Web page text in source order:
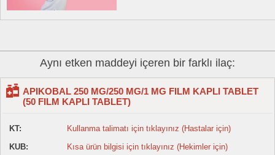
Aynı etken maddeyi içeren bir farklı ilaç:
APIKOBAL 250 MG/250 MG/1 MG FILM KAPLI TABLET
(50 FILM KAPLI TABLET)
KT:
Kullanma talimatı için tıklayınız (Hastalar için)
KUB:
Kısa ürün bilgisi için tıklayınız (Hekimler için)